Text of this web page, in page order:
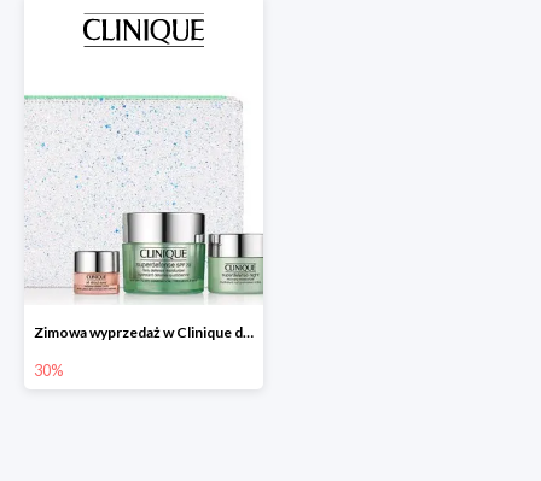
Zimowa wyprzedaż w Clinique do -30%
30%